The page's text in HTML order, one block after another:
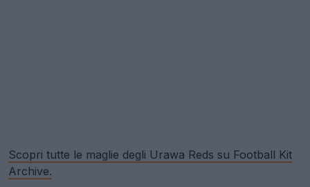
Scopri tutte le maglie degli Urawa Reds su Football Kit
Archive.